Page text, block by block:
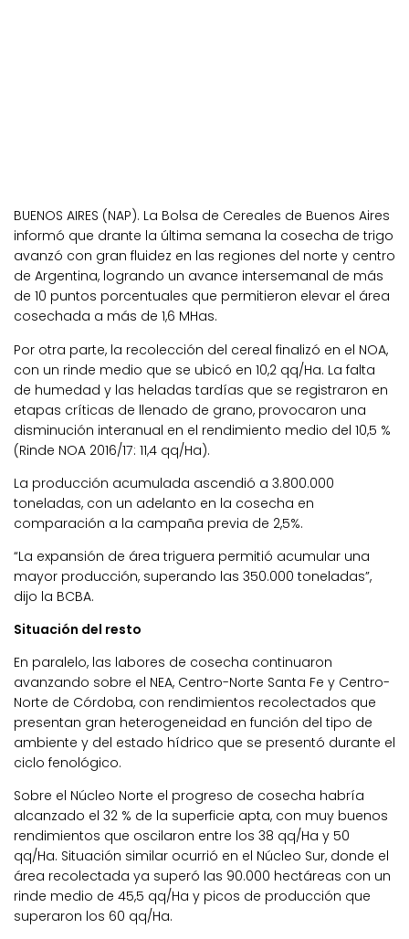
BUENOS AIRES (NAP). La Bolsa de Cereales de Buenos Aires
informó que drante la última semana la cosecha de trigo
avanzó con gran fluidez en las regiones del norte y centro
de Argentina, logrando un avance intersemanal de más
de 10 puntos porcentuales que permitieron elevar el área
cosechada a más de 1,6 MHas.
Por otra parte, la recolección del cereal finalizó en el NOA,
con un rinde medio que se ubicó en 10,2 qq/Ha. La falta
de humedad y las heladas tardías que se registraron en
etapas críticas de llenado de grano, provocaron una
disminución interanual en el rendimiento medio del 10,5 %
(Rinde NOA 2016/17: 11,4 qq/Ha).
La producción acumulada ascendió a 3.800.000
toneladas, con un adelanto en la cosecha en
comparación a la campaña previa de 2,5%.
“La expansión de área triguera permitió acumular una
mayor producción, superando las 350.000 toneladas”,
dijo la BCBA.
Situación del resto
En paralelo, las labores de cosecha continuaron
avanzando sobre el NEA, Centro-Norte Santa Fe y Centro-
Norte de Córdoba, con rendimientos recolectados que
presentan gran heterogeneidad en función del tipo de
ambiente y del estado hídrico que se presentó durante el
ciclo fenológico.
Sobre el Núcleo Norte el progreso de cosecha habría
alcanzado el 32 % de la superficie apta, con muy buenos
rendimientos que oscilaron entre los 38 qq/Ha y 50
qq/Ha. Situación similar ocurrió en el Núcleo Sur, donde el
área recolectada ya superó las 90.000 hectáreas con un
rinde medio de 45,5 qq/Ha y picos de producción que
superaron los 60 qq/Ha.